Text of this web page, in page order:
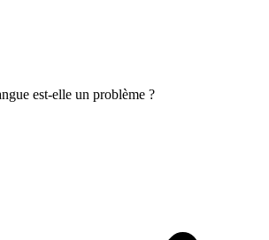
est-elle un problème ?